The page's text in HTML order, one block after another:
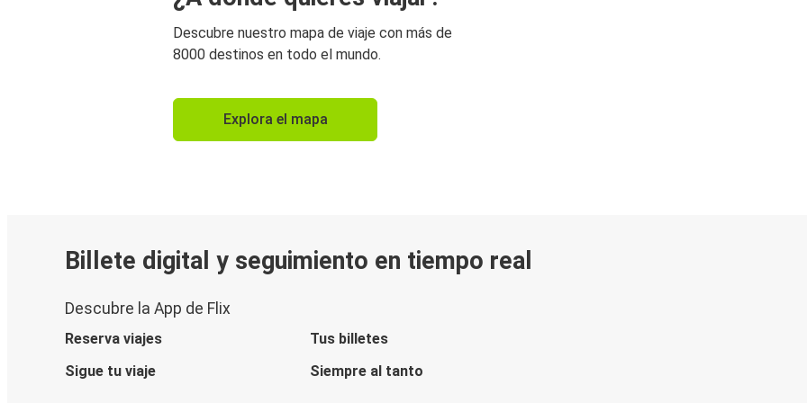
Descubre nuestro mapa de viaje con más de
8000 destinos en todo el mundo.
Explora el mapa
Billete digital y seguimiento en tiempo real
Descubre la App de Flix
Reserva viajes
Tus billetes
Sigue tu viaje
Siempre al tanto